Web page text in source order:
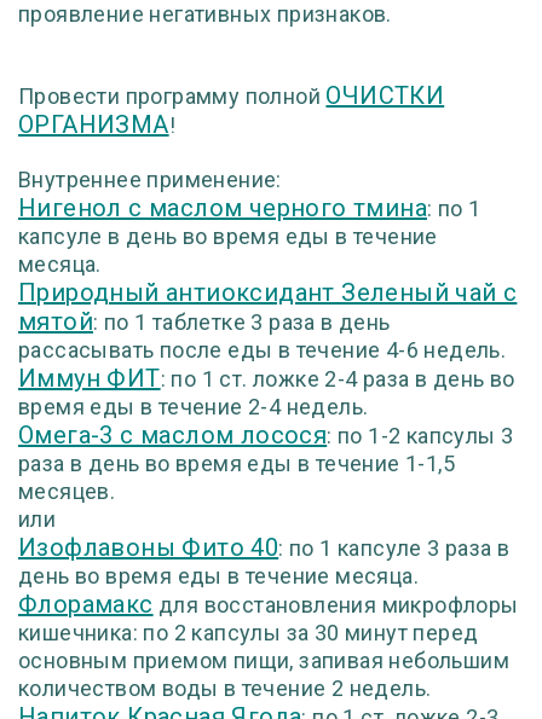
проявление негативных признаков.
Провести программу полной ОЧИСТКИ
ОРГАНИЗМА!
Внутреннее применение:
Нигенол с маслом черного тмина: по 1
капсуле в день во время еды в течение
месяца.
Природный антиоксидант Зеленый чай с
мятой: по 1 таблетке 3 раза в день
рассасывать после еды в течение 4-6 недель.
Иммун ФИТ: по 1 ст. ложке 2-4 раза в день во
время еды в течение 2-4 недель.
Омега-3 с маслом лосося: по 1-2 капсулы 3
раза в день во время еды в течение 1-1,5
месяцев.
или
Изофлавоны Фито 40: по 1 капсуле 3 раза в
день во время еды в течение месяца.
Флорамакс для восстановления микрофлоры
кишечника: по 2 капсулы за 30 минут перед
основным приемом пищи, запивая небольшим
количеством воды в течение 2 недель.